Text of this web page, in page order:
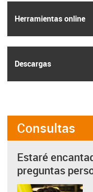
Herramientas online
Descargas
Consultas
Estaré
preguntas